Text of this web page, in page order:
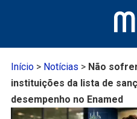
Início> Notícias > Não
instituições da lista de
desempenho no Enamed